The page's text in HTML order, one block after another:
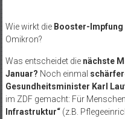
Wie wirkt die Booster-Impfung
Omikron?
Was entscheidet die nächste
Januar? Noch einmal
Gesundheitsminister Karl
im ZDF gemacht: Für
Infrastruktur“(z.B.